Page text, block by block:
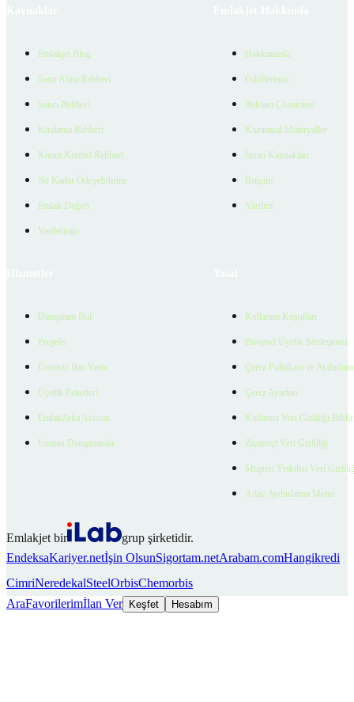
Emlakjet Blog
Satın Alma Rehberi
Satıcı Rehberi
Kiralama Rehberi
Konut Kredisi Rehberi
Ne Kadar Ödeyebilirim
Emlak Değeri
Verilerimiz
Hakkımızda
Ödüllerimiz
Reklam Çözümleri
Kurumsal Materyaller
İnsan Kaynakları
İletişim
Yardım
Danışman Bul
Projeler
Ücretsiz İlan Verin
Üyelik Paketleri
EmlakZeka Asistan
Uzman Danışmanlar
Kullanım Koşulları
Bireysel Üyelik Sözleşmesi
Çerez Politikası ve
Çerez Ayarları
Kullanıcı Veri Gizliliği
Ziyaretçi Veri Gizliliği
Müşteri Yetkilisi Veri
Aday Aydınlatma Metni
Emlakjet bir
grup şirketidir.
EndeksaKariyer.netİşin OlsunSigortam.netArabam.comHangikredi
CimriNeredekalSteelOrbisChemorbis
AraFavorilerimİlan Ver Keşfet Hesabım